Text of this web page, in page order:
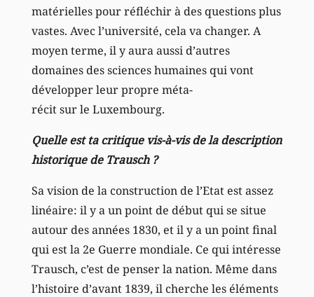
matérielles pour réfléchir à des questions plus
vastes. Avec l’université, cela va changer. A
moyen terme, il y aura aussi d’autres
domaines des sciences humaines qui vont
développer leur propre méta-
récit sur le Luxembourg.
Quelle est ta critique vis-à-vis de la description
historique de Trausch ?
Sa vision de la construction de l’Etat est assez
linéaire: il y a un point de début qui se situe
autour des années 1830, et il y a un point final
qui est la 2e Guerre mondiale. Ce qui intéresse
Trausch, c’est de penser la nation. Même dans
l’histoire d’avant 1839, il cherche les éléments